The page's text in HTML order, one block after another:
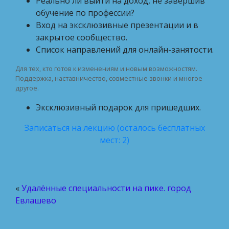
обучение по профессии?
Вход на эксклюзивные презентации и в
закрытое сообщество.
Список направлений для онлайн-занятости.
Для тех, кто готов к изменениям и новым возможностям.
Поддержка, наставничество, совместные звонки и многое
другое.
Эксклюзивный подарок для пришедших.
Записаться на лекцию (осталось бесплатных
мест: 2)
«Удалённые специальности на пике. город
Евлашево